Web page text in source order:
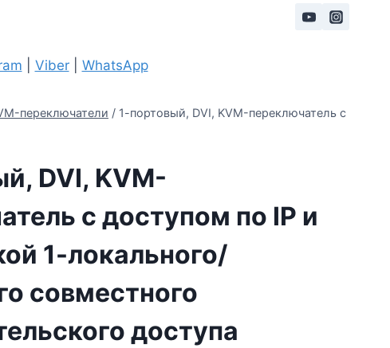
Viber| WhatsApp
переключатели / 1-портовый, DVI, KVM-переключатель с
DVI, KVM-
с доступом по IP и
1-локального/
совместного
доступа